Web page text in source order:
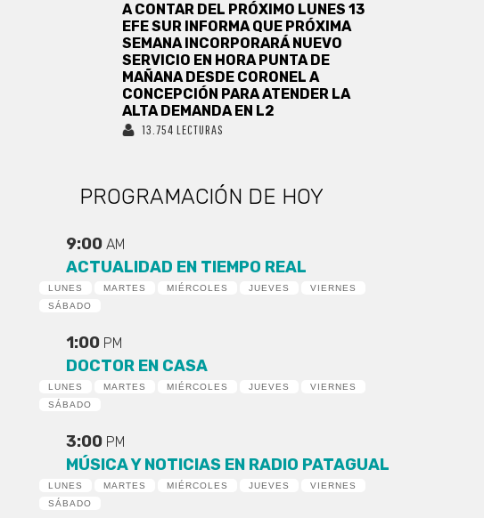
A CONTAR DEL PRÓXIMO LUNES 13
EFE SUR INFORMA QUE PRÓXIMA
SEMANA INCORPORARÁ NUEVO
SERVICIO EN HORA PUNTA DE
MAÑANA DESDE CORONEL A
CONCEPCIÓN PARA ATENDER LA
ALTA DEMANDA EN L2
13.754 LECTURAS
PROGRAMACIÓN DE HOY
9:00AM
ACTUALIDAD EN TIEMPO REAL
LUNES MARTES MIÉRCOLES JUEVES
VIERNES
SÁBADO
1:00 PM
DOCTOR EN CASA
LUNES MARTES MIÉRCOLES JUEVES
VIERNES
SÁBADO
3:00 PM
MÚSICA Y NOTICIAS EN RADIO PATAGUAL
LUNES MARTES MIÉRCOLES JUEVES
VIERNES
SÁBADO